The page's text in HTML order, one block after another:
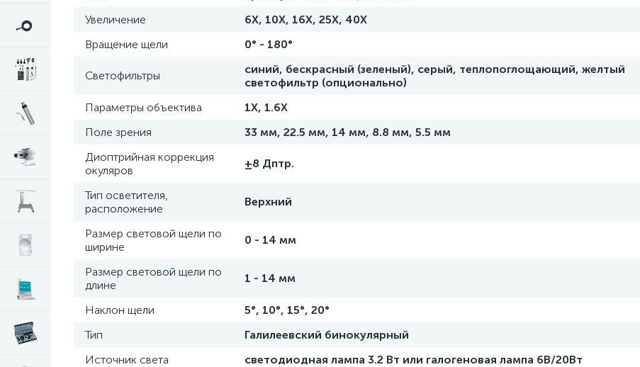
Увеличение
6Х, 10Х, 16Х, 25Х, 40Х
Вращение щели
0° - 180°
Светофильтры
синий, бескрасный (зеленый), серый, теплопоглощающий, желтый
светофильтр (опционально)
Параметры объектива
1Х, 1.6Х
Поле зрения
33 мм, 22.5 мм, 14 мм, 8.8 мм, 5.5 мм
Диоптрийная коррекция
окуляров
±8 Дптр.
Тип осветителя,
расположение
Верхний
Размер световой щели по
ширине
0 - 14 мм
Размер световой щели по
длине
1 - 14 мм
Наклон щели
5°, 10°, 15°, 20°
Тип
Галилеевский бинокулярный
Источник света
светодиодная лампа 3.2 Вт или галогеновая лампа 6В/20Вт